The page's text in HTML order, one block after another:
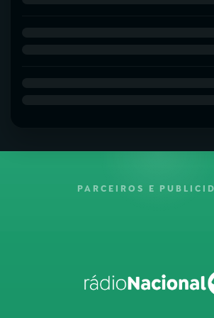
PARCEIROS E